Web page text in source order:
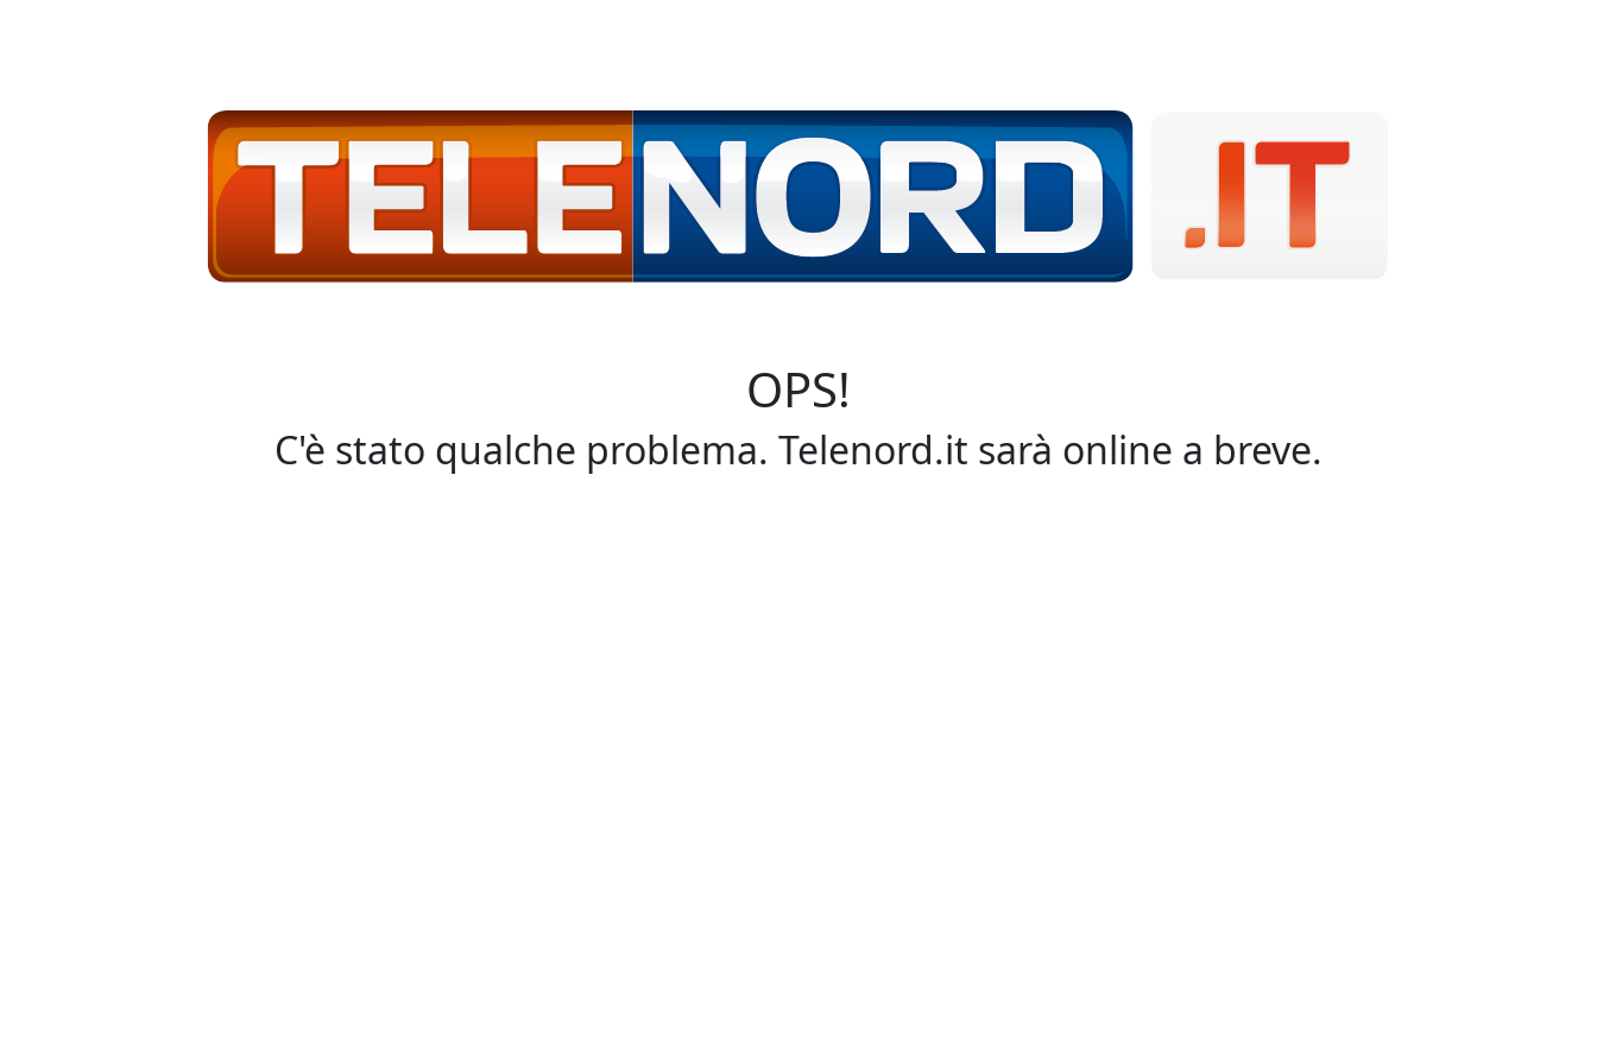
OPS!
C'è stato qualche problema. Telenord.it sarà online a breve.